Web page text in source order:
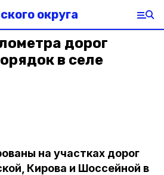
округа
дорог
в селе
на участках дорог
Кирова и Шоссейной в